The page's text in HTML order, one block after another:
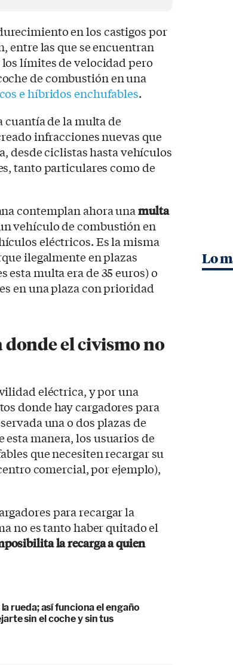
en los castigos por
entre las que se encuentran
límites de velocidad pero
de combustión en una
e híbridos enchufables.
cuantía de la multa de
infracciones nuevas que
desde ciclistas hasta vehículos
tanto particulares como de
contemplan ahora unamulta
vehículo de combustión en
eléctricos. Es la misma
ilegalmente en plazas
esta multa era de 35 euros) o
en una plaza con prioridad
el civismo no
eléctrica, y por una
donde hay cargadores para
una o dos plazas de
esta manera, los usuarios de
que necesiten recargar su
comercial, por ejemplo),
para recargar la
no es tanto haber quitado el
la recarga a quien
rueda; así funciona el engaño
sin el coche y sin tus
Lo